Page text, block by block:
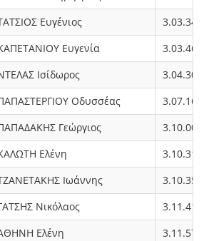
Ευγένιος
3.03.34
Ευγενία
3.03.46
Ισίδωρος
3.04.30
Οδυσσέας
3.07.16
Γεώργιος
3.10.00
Ελένη
3.10.31
Ιωάννης
3.10.35
Νικόλαος
3.11.41
Ελένη
3.11.57